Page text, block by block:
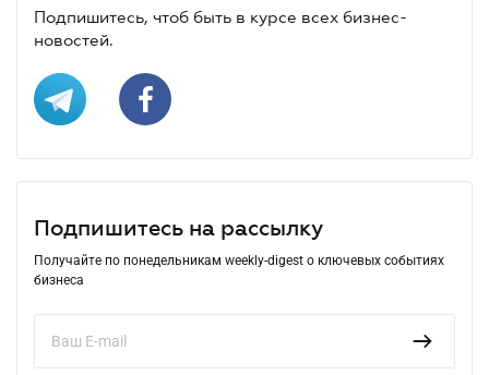
Подпишитесь, чтоб быть в курсе всех бизнес-
новостей.
Подпишитесь на рассылку
Получайте по понедельникам weekly-digest о ключевых событиях
бизнеса